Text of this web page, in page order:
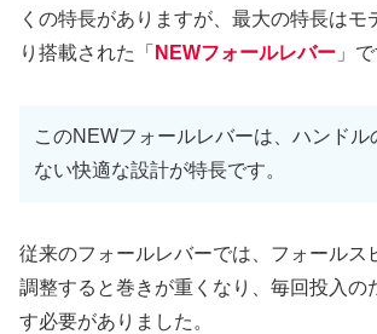
くの特長がありますが、最大の特長はモ
り搭載された「 NEWフォールレバー 」で
このNEWフォールレバーは、ハンドル
ない快適な設計が特長です。
従来のフォールレバーでは、フォールス
調整すると巻きが重くなり、毎回投入の
す必要がありました。